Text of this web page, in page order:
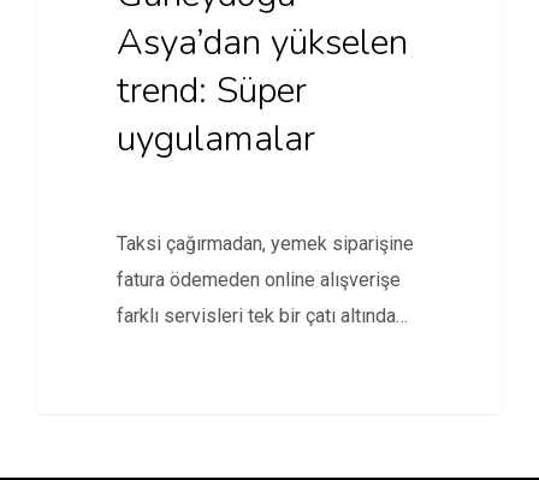
Asya’dan yükselen
trend: Süper
uygulamalar
Taksi çağırmadan, yemek siparişine
fatura ödemeden online alışverişe
farklı servisleri tek bir çatı altında